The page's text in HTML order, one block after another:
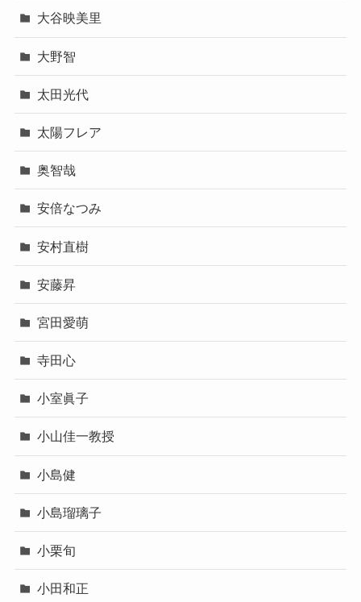
大谷映美里
大野智
太田光代
太陽フレア
奥智哉
安倍なつみ
安村直樹
安藤昇
宮田愛萌
寺田心
小室眞子
小山佳一教授
小島健
小島瑠璃子
小栗旬
小田和正